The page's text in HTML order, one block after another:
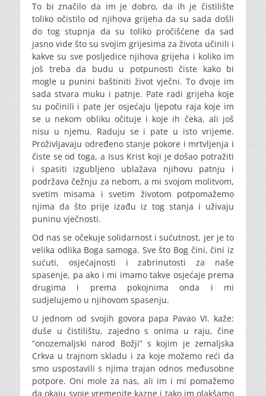
To bi značilo da im je dobro, da ih je čistilište
toliko očistilo od njihova grijeha da su sada došli
do tog stupnja da su toliko pročišćene da sad
jasno vide što su svojim grijesima za života učinili i
kakve su sve posljedice njihova grijeha i koliko im
još treba da budu u potpunosti čiste kako bi
mogle u punini baštiniti život vječni. To dvoje im
sada stvara muku i patnje. Pate radi grijeha koje
su počinili i pate jer osjećaju ljepotu raja koje im
se u nekom obliku očituje i koje ih čeka, ali još
nisu u njemu. Raduju se i pate u isto vrijeme.
Proživljavaju određeno stanje pokore i mrtvljenja i
čiste se od toga, a Isus Krist koji je došao potražiti
i spasiti izgubljeno ublažava njihovu patnju i
podržava čežnju za nebom, a mi svojom molitvom,
svetim misama i svetim životom potpomažemo
njima da što prije izađu iz tog stanja i uživaju
puninu vječnosti.
Od nas se očekuje solidarnost i sućutnost, jer je to
velika odlika Boga samoga. Sve što Bog čini, čini iz
sućuti, osjećajnosti i zabrinutosti za naše
spasenje, pa ako i mi imamo takve osjećaje prema
drugima i prema pokojnima onda i mi
sudjelujemo u njihovom spasenju.
U jednom od svojih govora papa Pavao VI. kaže:
duše u čistilištu, zajedno s onima u raju, čine
“onozemaljski narod Božji” s kojim je zemaljska
Crkva u trajnom skladu i za koje možemo reći da
smo uspostavili s njima trajan odnos međusobne
potpore. Oni mole za nas, ali im i mi pomažemo
da okaju svoje vremenite kazne i tako im olakšamo